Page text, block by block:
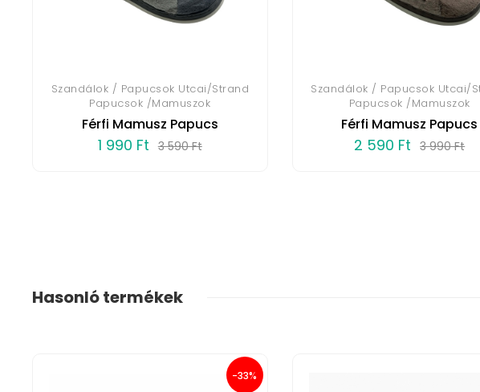
Szandálok / Papucsok Utcai/Strand
Papucsok /Mamuszok
Férfi Mamusz Papucs
1 990 Ft 3 590 Ft
Szandálok / Papucsok Utcai/
Papucsok /Mamuszok
Férfi Mamusz Papucs
2 590 Ft 3 990 Ft
Hasonló termékek
-33%